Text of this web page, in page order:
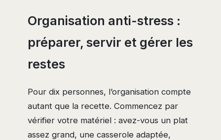
Organisation anti-stress :
préparer, servir et gérer les
restes
Pour dix personnes, l’organisation compte
autant que la recette. Commencez par
vérifier votre matériel : avez-vous un plat
assez grand, une casserole adaptée,